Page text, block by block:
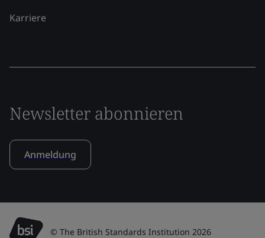
Karriere
Newsletter abonnieren
Anmeldung
© The British Standards Institution 2026